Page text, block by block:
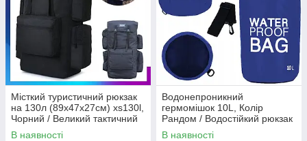
Місткий туристичний рюкзак
на 130л (89х47х27см) xs130l,
Чорний / Великий тактичний
рюкзак для походу
В наявності
Водонепроникний
гермомішок 10L, Колір
Рандом / Водостійкий рюкзак
/ Водонепроникна сумка
В наявності